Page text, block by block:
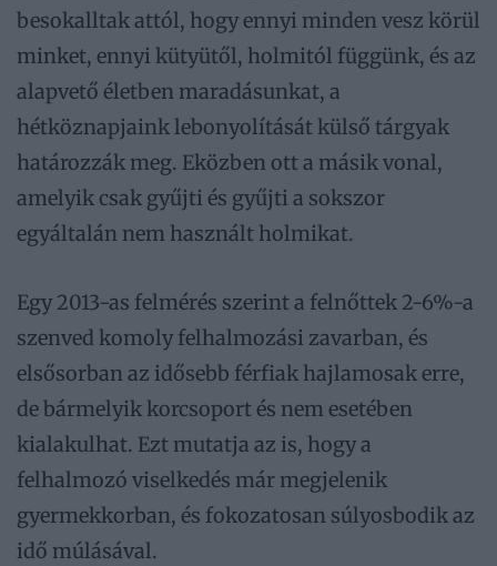
besokalltak attól, hogy ennyi minden vesz körül
minket, ennyi kütyütől, holmitól függünk, és az
alapvető életben maradásunkat, a
hétköznapjaink lebonyolítását külső tárgyak
határozzák meg. Eközben ott a másik vonal,
amelyik csak gyűjti és gyűjti a sokszor
egyáltalán nem használt holmikat.
Egy 2013-as felmérés szerint a felnőttek 2-6%-a
szenved komoly felhalmozási zavarban, és
elsősorban az idősebb férfiak hajlamosak erre,
de bármelyik korcsoport és nem esetében
kialakulhat. Ezt mutatja az is, hogy a
felhalmozó viselkedés már megjelenik
gyermekkorban, és fokozatosan súlyosbodik az
idő múlásával.